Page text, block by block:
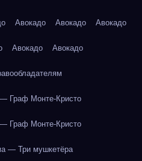
Авокадо Авокадо Авокадо
Авокадо Авокадо
Граф Монте-Кристо
Граф Монте-Кристо
— Три мушкетёра